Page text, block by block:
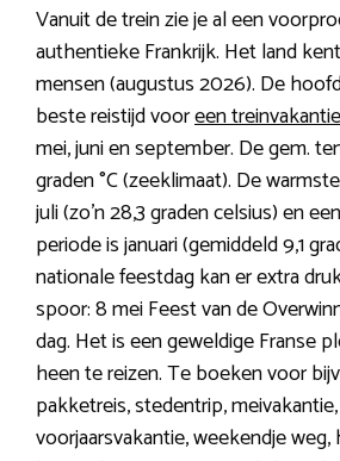
Vanuit de trein zie je al een
authentieke Frankrijk. Het land
mensen (augustus 2026). De
beste reistijd vooreen
mei, juni en september. De gem.
graden °C (zeeklimaat). De
juli (zo’n 28,3 graden celsius) en
periode is januari (gemiddeld 9,1
nationale feestdag kan er extra
spoor: 8 mei Feest van de
dag. Het is een geweldige Franse
heen te reizen. Te boeken voor
pakketreis, stedentrip,
voorjaarsvakantie, weekendje